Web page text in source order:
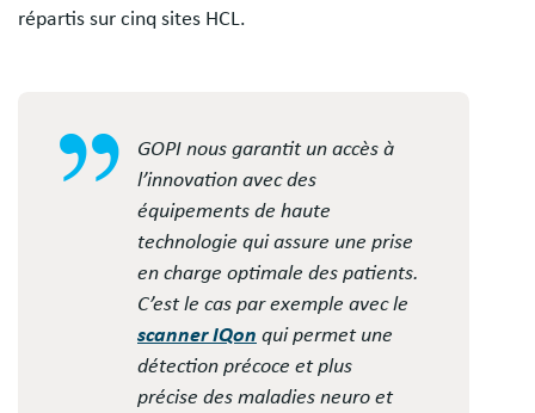
répartis sur cinq sites HCL.
GOPI nous garantit un accès à
l’innovation avec des
équipements de haute
technologie qui assure une prise
en charge optimale des patients.
C’est le cas par exemple avec le
scanner IQon qui permet une
détection précoce et plus
précise des maladies neuro et